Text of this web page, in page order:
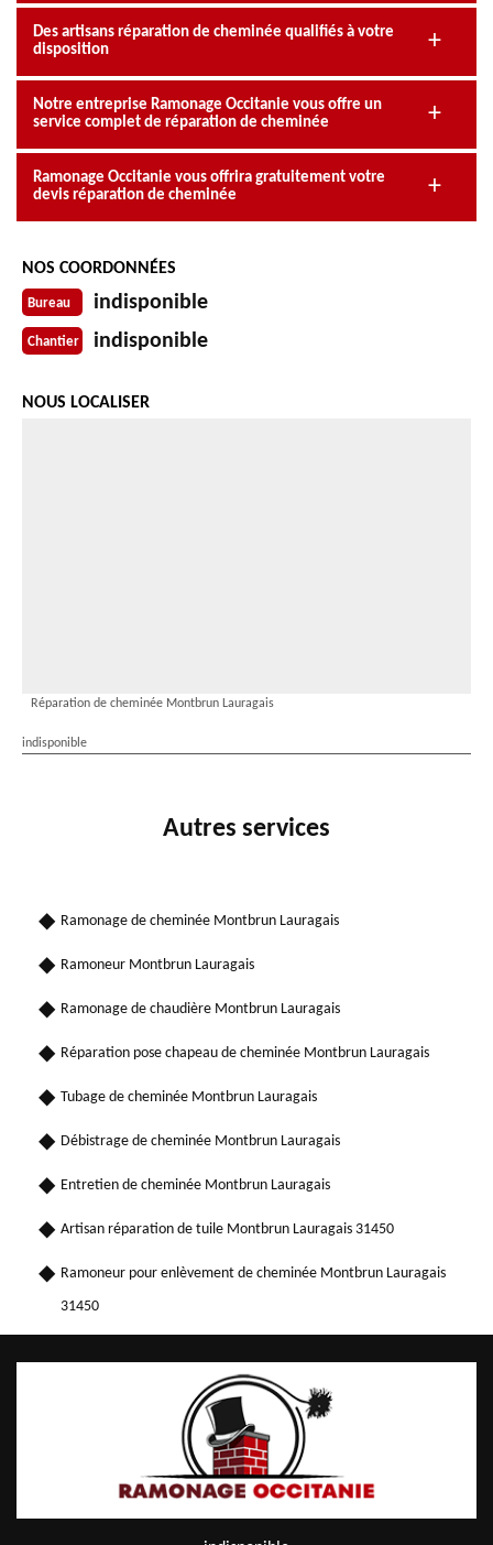
Des artisans réparation de cheminée qualifiés à votre
disposition
Notre entreprise Ramonage Occitanie vous offre un
service complet de réparation de cheminée
Ramonage Occitanie vous offrira gratuitement votre
devis réparation de cheminée
NOS COORDONNÉES
Bureau indisponible
Chantier indisponible
NOUS LOCALISER
Réparation de cheminée Montbrun Lauragais
indisponible
Autres services
Ramonage de cheminée Montbrun Lauragais
Ramoneur Montbrun Lauragais
Ramonage de chaudière Montbrun Lauragais
Réparation pose chapeau de cheminée Montbrun Lauragais
Tubage de cheminée Montbrun Lauragais
Débistrage de cheminée Montbrun Lauragais
Entretien de cheminée Montbrun Lauragais
Artisan réparation de tuile Montbrun Lauragais 31450
Ramoneur pour enlèvement de cheminée Montbrun Lauragais
31450